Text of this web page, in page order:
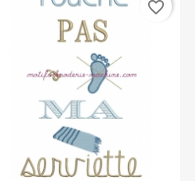
favorite_border